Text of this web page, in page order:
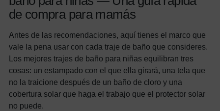
de compra para mamás
Antes de las recomendaciones, aquí tienes el marco que
vale la pena usar con cada traje de baño que consideres.
Los mejores trajes de baño para niñas equilibran tres
cosas: un estampado con el que ella girará, una tela que
no la traicione después de un baño de cloro y una
cobertura solar que haga el trabajo que el protector solar
no puede.